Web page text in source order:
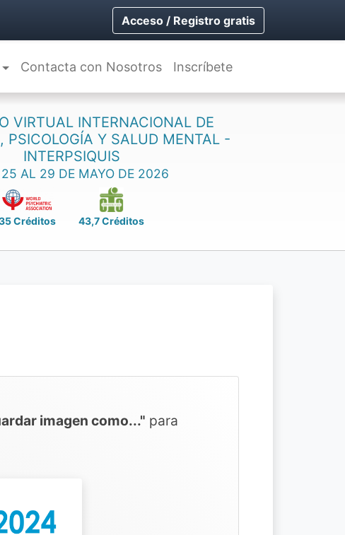
Acceso / Registro gratis
Contacta con Nosotros Inscríbete
VIRTUAL INTERNACIONAL DE
PSICOLOGÍA Y SALUD MENTAL -
INTERPSIQUIS
25 AL 29 DE MAYO DE 2026
Créditos 43,7 Créditos
imagen como..." para